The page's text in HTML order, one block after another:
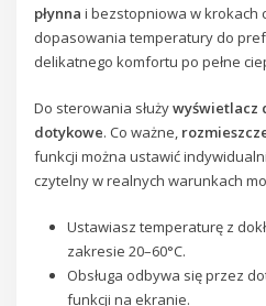
płynna i bezstopniowa w krokach
dopasowania temperatury do
delikatnego komfortu po pełne
Do sterowania służywyświetlacz
dotykowe. Co ważne,
funkcji można ustawić
czytelny w realnych warunkach
Ustawiasz temperaturę z
zakresie 20–60°C.
Obsługa odbywa się przez
funkcji na ekranie.